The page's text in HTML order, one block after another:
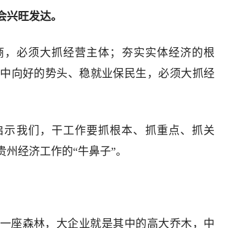
旺发达。
必须大抓经营主体；夯实实体经济的根
向好的势头、稳就业保民生，必须大抓经
示我们，干工作要抓根本、抓重点、抓关
经济工作的“牛鼻子”。
座森林，大企业就是其中的高大乔木，中